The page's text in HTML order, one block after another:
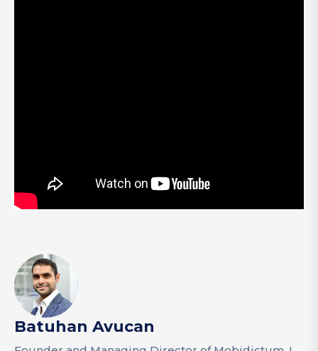
Batuhan Avucan